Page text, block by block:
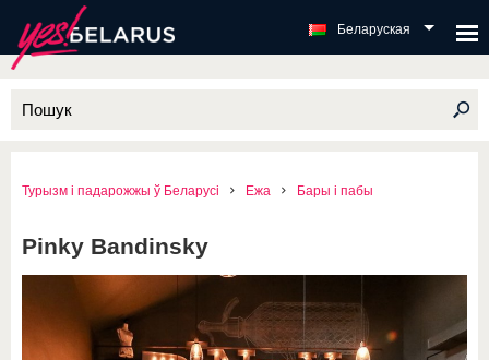
Беларуская
Турызм і падарожжы ў Беларусі Ежа Бары і пабы
Pinky Bandinsky